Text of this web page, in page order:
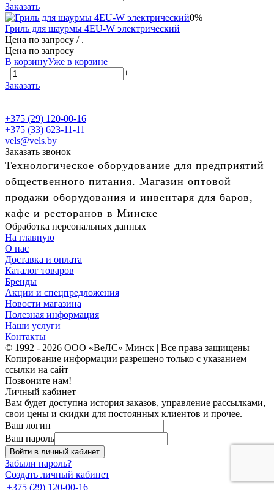
Заказать
0%
Гриль для шаурмы 4EU-W электрический
Цена по запросу / .
Цена по запросу
В корзинуУже в корзине
−
+
Заказать
+375 (29) 120-00-16
+375 (33) 623-11-11
vels@vels.by
Заказать звонок
Технологическое оборудование для предприятий
общественного питания. Магазин оптовой
продажи оборудования и инвентаря для баров,
кафе и ресторанов в Минске
Обработка персональных данных
На главную
О нас
Доставка и оплата
Каталог товаров
Бренды
Акции и спецпредложения
Новости магазина
Полезная информация
Наши услуги
Контакты
© 1992 - 2026 ООО «ВеЛС» Минск | Все права защищены
Копирование информации разрешено только с указанием
ссылки на сайт
Позвоните нам!
Личный кабинет
Вам будет доступна история заказов, управление рассылками,
свои цены и скидки для постоянных клиентов и прочее.
Ваш логин
Ваш пароль
Войти в личный кабинет
Забыли пароль?
Создать личный кабинет
+375 (29) 120-00-16